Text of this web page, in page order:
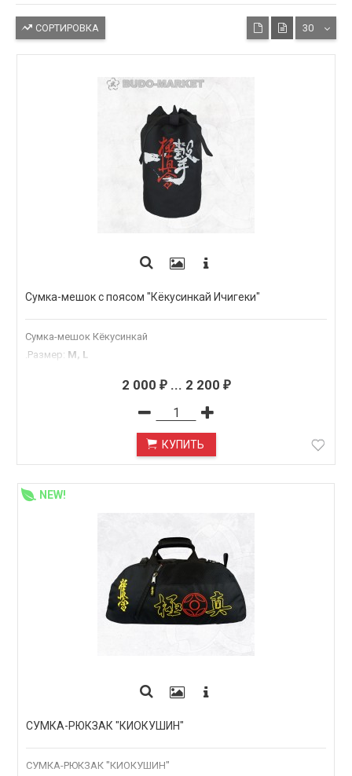
СОРТИРОВКА 30
Сумка-мешок с поясом "Кёкусинкай Ичигеки"
Сумка-мешок Кёкусинкай
.Размер: M, L
2 000 ₽... 2 200 ₽
КУПИТЬ
NEW!
СУМКА-РЮКЗАК "КИОКУШИН"
СУМКА-РЮКЗАК "КИОКУШИН"